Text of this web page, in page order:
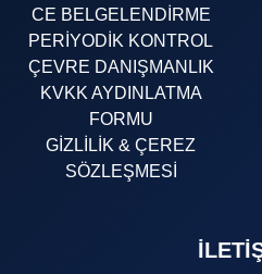
CE BELGELENDİRME
PERİYODİK KONTROL
ÇEVRE DANIŞMANLIK
KVKK AYDINLATMA
FORMU
GİZLİLİK & ÇEREZ
SÖZLEŞMESİ